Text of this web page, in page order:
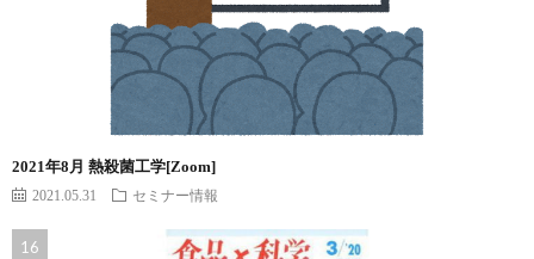
2021年8月 熱殺菌工学[Zoom]
2021.05.31 セミナー情報